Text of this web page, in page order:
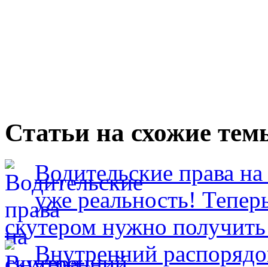
Статьи на схожие
Водительские права
уже реальность!
скутером нужно
Внутренний